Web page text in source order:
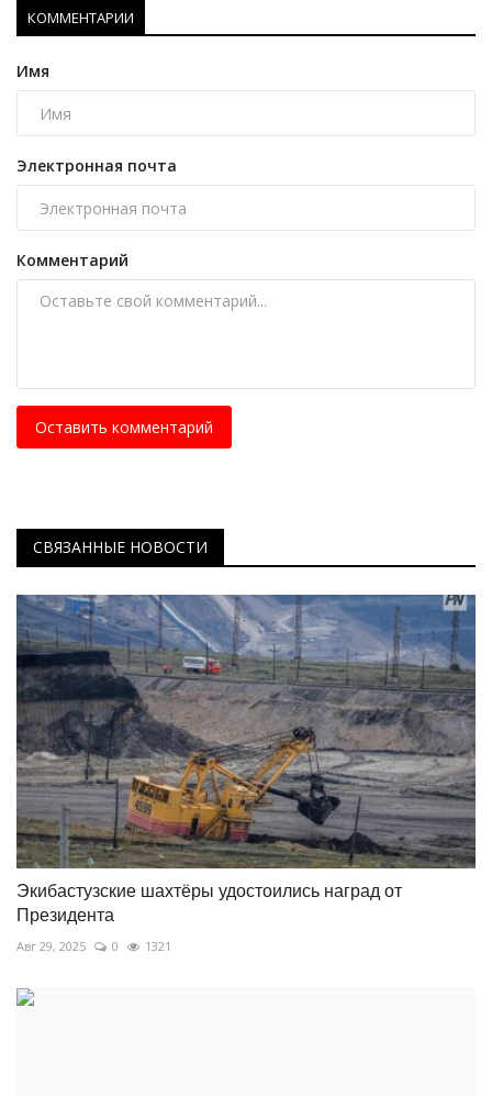
КОММЕНТАРИИ
Имя
Электронная почта
Комментарий
Оставить комментарий
СВЯЗАННЫЕ НОВОСТИ
Экибастузские шахтёры удостоились наград от
Президента
Авг 29, 2025 0 1321